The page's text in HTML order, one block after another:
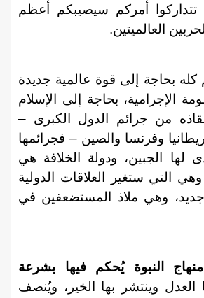
تتداركوا أمركم سيصيبكم أعظم
العالميتين.
كله بحاجة إلى قوة عالمية جديدة
الإجرامية، بحاجة إلى الإسلام
من جرائم الدول الكبرى –
وفرنسا والصين – فجرائمها
لها الجبين، ودولة الخلافة هي
وهي التي ستغير العلاقات الدولية
جديد، وهي ملاذ المستضعفين في
النبوة يُحكم فيها بشرعة
العدل وينتشر بها الخير، ويُنصف